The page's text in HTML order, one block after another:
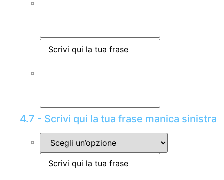
4.7 - Scrivi qui la tua frase manica sinistra